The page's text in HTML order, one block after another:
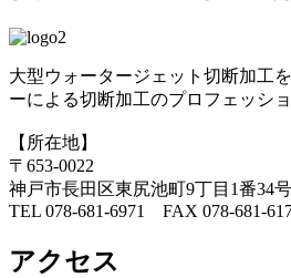
大型ウォータージェット切断加工
ーによる切断加工のプロフェッシ
【所在地】
〒653-0022
神戸市長田区東尻池町9丁目1番34号
TEL 078-681-6971 FAX 078-681-
アクセス